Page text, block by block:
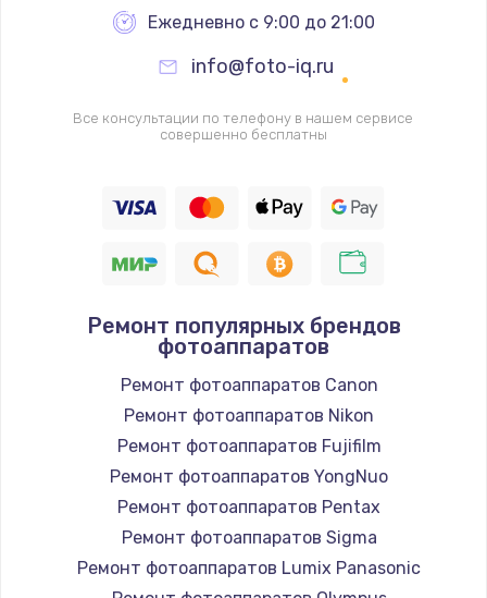
Замена термопредохранителя
Заказать
Замена ТЭНа
Заказать
Замена шнура
1400 руб.
Заказать
Замена / ремонт электронного модуля
управления
600 руб.
Заказать
Замена конфорки
1100 руб.
Заказать
Ежедневно с 9:00 до 21:00
info@foto-iq.ru
Все консультации по телефону в нашем сервисе
совершенно бесплатны
Ремонт популярных брендов
фотоаппаратов
Ремонт фотоаппаратов Canon
Ремонт фотоаппаратов Nikon
Ремонт фотоаппаратов Fujifilm
Ремонт фотоаппаратов YongNuo
Ремонт фотоаппаратов Pentax
Ремонт фотоаппаратов Sigma
Ремонт фотоаппаратов Lumix Panasonic